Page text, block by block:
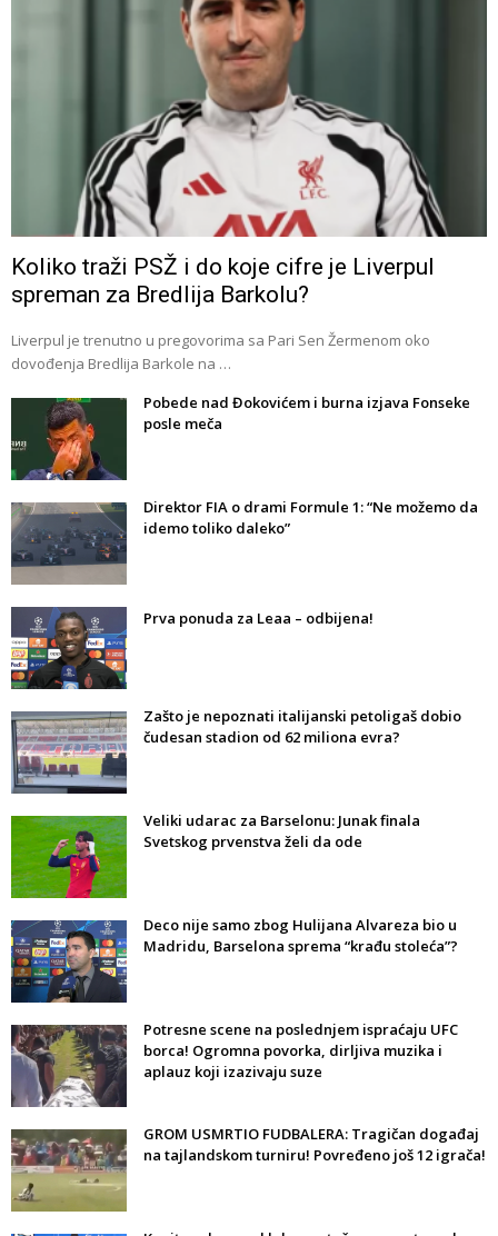
Koliko traži PSŽ i do koje cifre je Liverpul
spreman za Bredlija Barkolu?
Liverpul je trenutno u pregovorima sa Pari Sen Žermenom oko
dovođenja Bredlija Barkole na …
Pobede nad Đokovićem i burna izjava Fonseke
posle meča
Direktor FIA o drami Formule 1: “Ne možemo da
idemo toliko daleko”
Prva ponuda za Leaa – odbijena!
Zašto je nepoznati italijanski petoligaš dobio
čudesan stadion od 62 miliona evra?
Veliki udarac za Barselonu: Junak finala
Svetskog prvenstva želi da ode
Deco nije samo zbog Hulijana Alvareza bio u
Madridu, Barselona sprema “krađu stoleća”?
Potresne scene na poslednjem ispraćaju UFC
borca! Ogromna povorka, dirljiva muzika i
aplauz koji izazivaju suze
GROM USMRTIO FUDBALERA: Tragičan događaj
na tajlandskom turniru! Povređeno još 12 igrača!